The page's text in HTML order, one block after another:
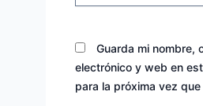
Guarda mi nombre,
electrónico y web en
para la próxima vez